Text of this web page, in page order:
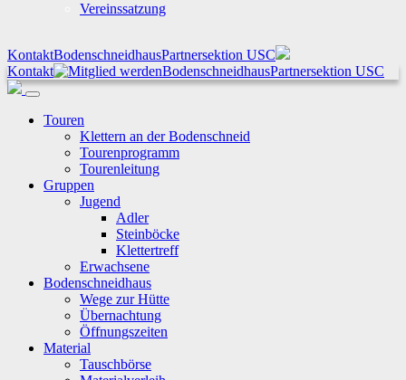
Vereinssatzung
KontaktBodenschneidhausPartnersektion USC
Kontakt
BodenschneidhausPartnersektion USC
Touren
Klettern an der Bodenschneid
Tourenprogramm
Tourenleitung
Gruppen
Jugend
Adler
Steinböcke
Klettertreff
Erwachsene
Bodenschneidhaus
Wege zur Hütte
Übernachtung
Öffnungszeiten
Material
Tauschbörse